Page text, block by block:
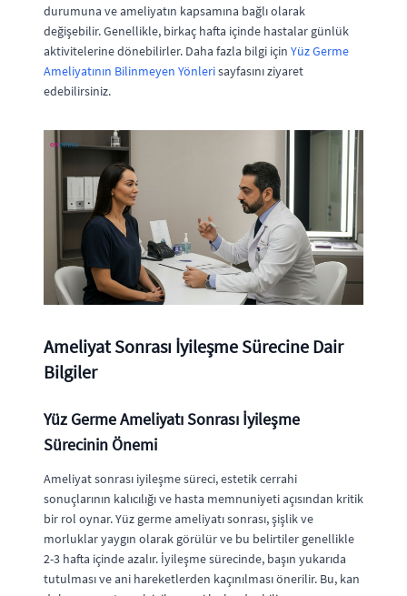
durumuna ve ameliyatın kapsamına bağlı olarak
değişebilir. Genellikle, birkaç hafta içinde hastalar günlük
aktivitelerine dönebilirler. Daha fazla bilgi için Yüz Germe
Ameliyatının Bilinmeyen Yönlerisayfasını ziyaret
edebilirsiniz.
Ameliyat Sonrası İyileşme Sürecine Dair
Bilgiler
Yüz Germe Ameliyatı Sonrası İyileşme
Sürecinin Önemi
Ameliyat sonrası iyileşme süreci, estetik cerrahi
sonuçlarının kalıcılığı ve hasta memnuniyeti açısından kritik
bir rol oynar. Yüz germe ameliyatı sonrası, şişlik ve
morluklar yaygın olarak görülür ve bu belirtiler genellikle
2-3 hafta içinde azalır. İyileşme sürecinde, başın yukarıda
tutulması ve ani hareketlerden kaçınılması önerilir. Bu, kan